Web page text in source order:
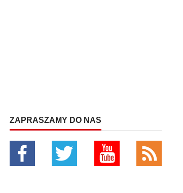
ZAPRASZAMY DO NAS